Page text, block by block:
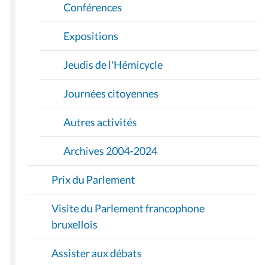
Conférences
Expositions
Jeudis de l'Hémicycle
Journées citoyennes
Autres activités
Archives 2004-2024
Prix du Parlement
Visite du Parlement francophone
bruxellois
Assister aux débats